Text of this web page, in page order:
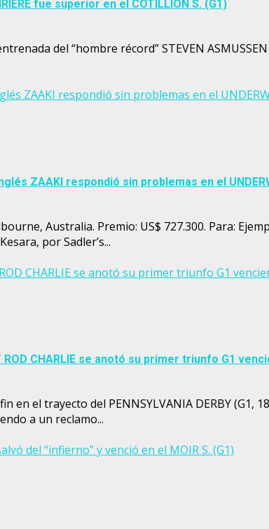
fue superior en el COTILLION S. (G1)
del “hombre récord” STEVEN
ZAAKI respondió sin problemas en el
ZAAKI respondió sin problemas en el
Australia. Premio: US$ 727.300. Para:
por Sadler’s...
CHARLIE se anotó su primer triunfo G1
CHARLIE se anotó su primer triunfo G1
en el trayecto del PENNSYLVANIA DERBY (G1,
a un reclamo...
del “infierno” y venció en el MOIR S. (G1)